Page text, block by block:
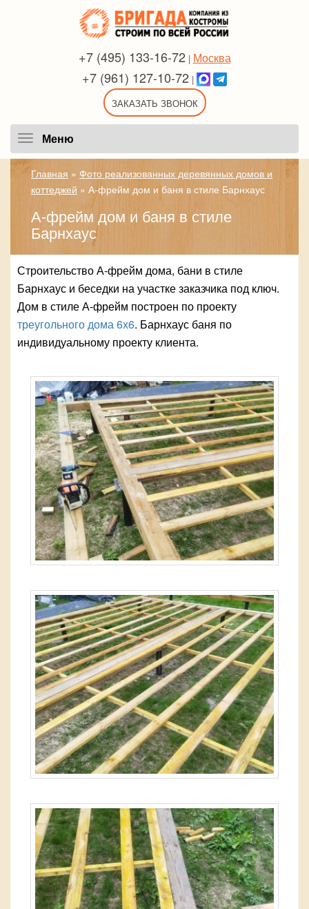
+7 (495) 133-16-72 | Москва
+7 (961) 127-10-72 |
ЗАКАЗАТЬ ЗВОНОК
Меню
Главная » Фото реализованных деревянных домов и
коттеджей » А-фрейм дом и баня в стиле Барнхаус
А-фрейм дом и баня в стиле
Барнхаус
Строительство А-фрейм дома, бани в стиле
Барнхаус и беседки на участке заказчика под ключ.
Дом в стиле А-фрейм построен по проекту
треугольного дома 6х6. Барнхаус баня по
индивидуальному проекту клиента.